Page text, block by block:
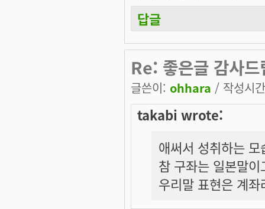
답글
Re: 좋은글 감사드
글쓴이: ohhara / 작성시
takabi wrote:
애써서 성취하는
참 구좌는 일본말이
우리말 표현은 계